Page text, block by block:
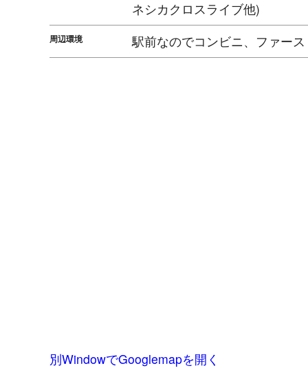
ネシカクロスライブ他)
周辺環境 駅前なのでコンビニ、ファー
別WindowでGooglemapを開く